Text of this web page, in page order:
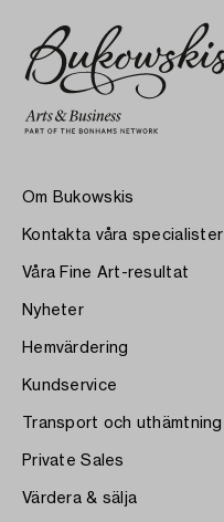
Om Bukowskis
Kontakta våra specialister
Våra Fine Art-resultat
Nyheter
Hemvärdering
Kundservice
Transport och uthämtning
Private Sales
Värdera & sälja